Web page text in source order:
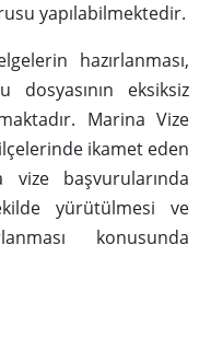
yapılabilmektedir.
hazırlanması,
dosyasının eksiksiz
Marina Vize
ikamet eden
başvurularında
yürütülmesi ve
konusunda